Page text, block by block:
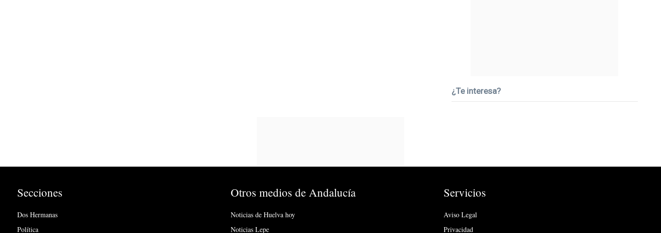
¿Te interesa?
Secciones
Dos Hermanas
Política
Otros medios de Andalucía
Noticias de Huelva hoy
Noticias Lepe
Servicios
Aviso Legal
Privacidad